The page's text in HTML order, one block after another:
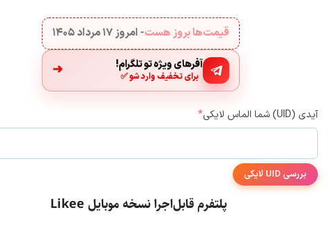
کلش رویال لست زد: سوروایول شوتر
گنشین ایمپکت
قیمت‌ها بروز هست- امروز۱۷ مرداد ۱۴۰۵
آفرهای ویژه تو تلگرام!
برای تخفیف وارد شو ✅ ➜
آیدی (UID) شما الماس لایکی *
بررسی UID لایکی
پلتفرم قابل‌اجرا نسخه موبایل Likee